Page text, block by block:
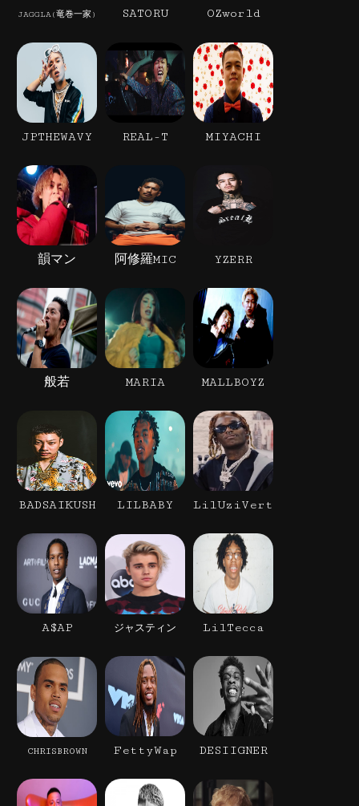
JAGGLA(竜巻一家) SATORU OZworld
JPTHEWAVY REAL-T MIYACHI
韻マン 阿修羅MIC YZERR
般若 MARIA MALLBOYZ
BADSAIKUSH LILBABY LilUziVert
A$AP ジャスティン LilTecca
CHRISBROWN FettyWap DESIIGNER